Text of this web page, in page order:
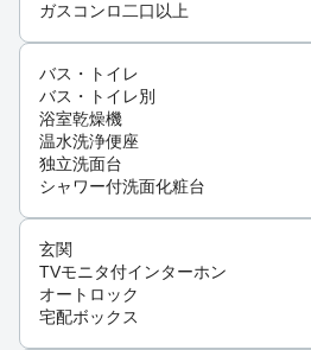
ガスコンロ二口以上
バス・トイレ
バス・トイレ別
浴室乾燥機
温水洗浄便座
独立洗面台
シャワー付洗面化粧台
玄関
TVモニタ付インターホン
オートロック
宅配ボックス